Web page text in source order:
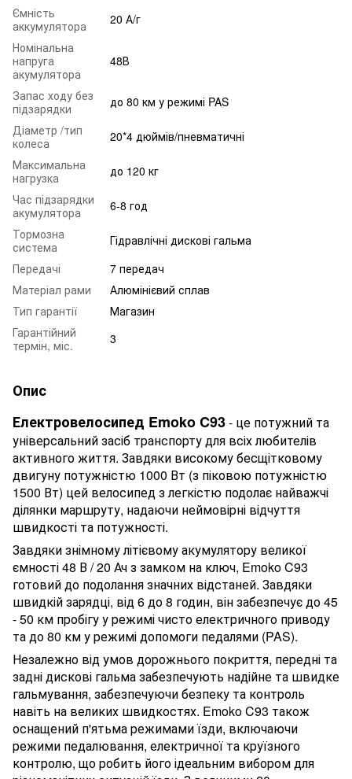
Ємність
аккумулятора
20 А/г
Номінальна
напруга
акумулятора
48В
Запас ходу без
підзарядки
до 80 км у режимі PAS
Діаметр /тип
колеса
20*4 дюймів/пневматичні
Максимальна
нагрузка
до 120 кг
Час підзарядки
акумулятора
6-8 год
Тормозна
система
Гідравлічні дискові гальма
Передачі
7 передач
Матеріал рами
Алюмінієвий сплав
Тип гарантії
Магазин
Гарантійний
термін, міс.
3
Опис
Електровелосипед Emoko C93- це потужний та
універсальний засіб транспорту для всіх любителів
активного життя. Завдяки високому бесщітковому
двигуну потужністю 1000 Вт (з піковою потужністю
1500 Вт) цей велосипед з легкістю подолає найважчі
ділянки маршруту, надаючи неймовірні відчуття
швидкості та потужності.
Завдяки знімному літієвому акумулятору великої
ємності 48 В / 20 Ач з замком на ключ, Emoko C93
готовий до подолання значних відстаней. Завдяки
швидкій зарядці, від 6 до 8 годин, він забезпечує до 45
- 50 км пробігу у режимі чисто електричного приводу
та до 80 км у режимі допомоги педалями (PAS).
Незалежно від умов дорожнього покриття, передні та
задні дискові гальма забезпечують надійне та швидке
гальмування, забезпечуючи безпеку та контроль
навіть на великих швидкостях. Emoko C93 також
оснащений п'ятьма режимами їзди, включаючи
режими педалювання, електричної та круїзного
контролю, що робить його ідеальним вибором для